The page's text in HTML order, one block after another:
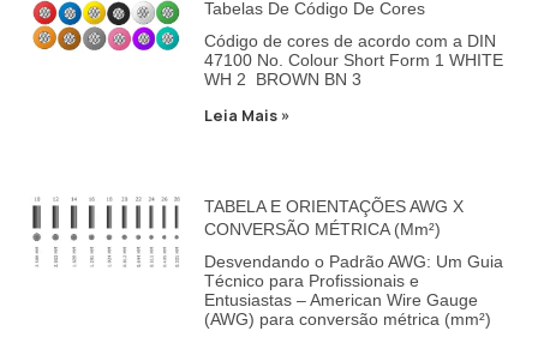
Tabelas De Código De Cores
Código de cores de acordo com a DIN
47100 No. Colour Short Form 1 WHITE
WH 2 BROWN BN 3
Leia Mais »
TABELA E ORIENTAÇÕES AWG X
CONVERSÃO MÉTRICA (mm²)
Desvendando o Padrão AWG: Um Guia
Técnico para Profissionais e
Entusiastas – American Wire Gauge
(AWG) para conversão métrica (mm²)